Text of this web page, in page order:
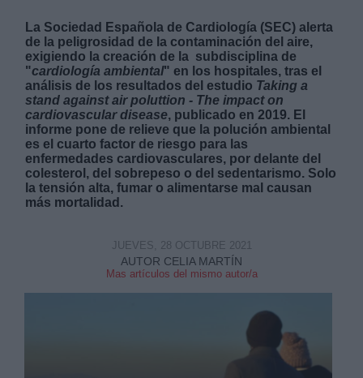
La Sociedad Española de Cardiología (SEC) alerta
de la peligrosidad de la contaminación del aire,
exigiendo la creación de la subdisciplina de
"cardiología ambiental" en los hospitales, tras el
análisis de los resultados del estudio Taking a
stand against air poluttion - The impact on
cardiovascular disease, publicado en 2019. El
informe pone de relieve que la polución ambiental
es el cuarto factor de riesgo para las
enfermedades cardiovasculares, por delante del
colesterol, del sobrepeso o del sedentarismo. Solo
la tensión alta, fumar o alimentarse mal causan
más mortalidad.
AUTOR CELIA MARTÍN
Mas artículos del mismo autor/a
JUEVES, 28 OCTUBRE 2021
Derechos:
link